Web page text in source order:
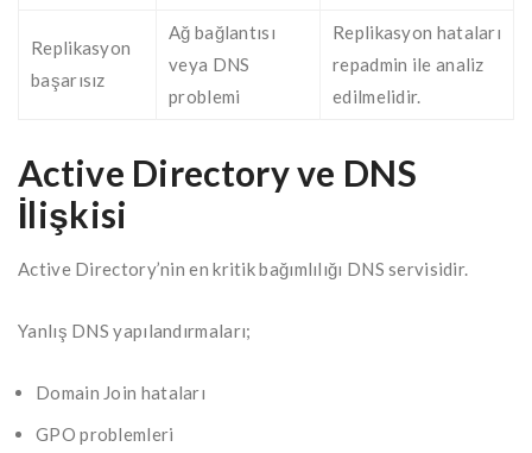
Replikasyon
başarısız
Ağ bağlantısı
veya DNS
problemi
Replikasyon hataları
repadmin ile analiz
edilmelidir.
Active Directory ve DNS
İlişkisi
Active Directory’nin en kritik bağımlılığı DNS servisidir.
Yanlış DNS yapılandırmaları;
Domain Join hataları
GPO problemleri